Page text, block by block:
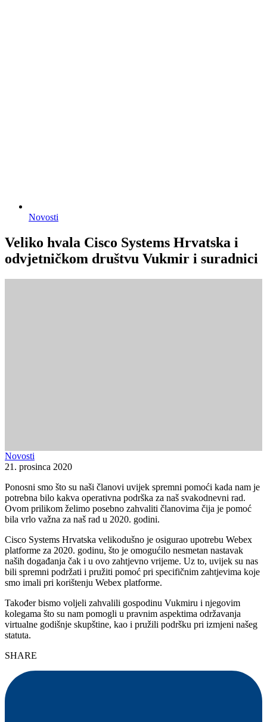
Novosti
Veliko hvala Cisco Systems Hrvatska i
odvjetničkom društvu Vukmir i suradnici
Novosti
21. prosinca 2020
Ponosni smo što su naši članovi uvijek spremni pomoći kada nam je
potrebna bilo kakva operativna podrška za naš svakodnevni rad.
Ovom prilikom želimo posebno zahvaliti članovima čija je pomoć
bila vrlo važna za naš rad u 2020. godini.
Cisco Systems Hrvatska velikodušno je osigurao upotrebu Webex
platforme za 2020. godinu, što je omogućilo nesmetan nastavak
naših događanja čak i u ovo zahtjevno vrijeme. Uz to, uvijek su nas
bili spremni podržati i pružiti pomoć pri specifičnim zahtjevima koje
smo imali pri korištenju Webex platforme.
Također bismo voljeli zahvalili gospodinu Vukmiru i njegovim
kolegama što su nam pomogli u pravnim aspektima održavanja
virtualne godišnje skupštine, kao i pružili podršku pri izmjeni našeg
statuta.
SHARE